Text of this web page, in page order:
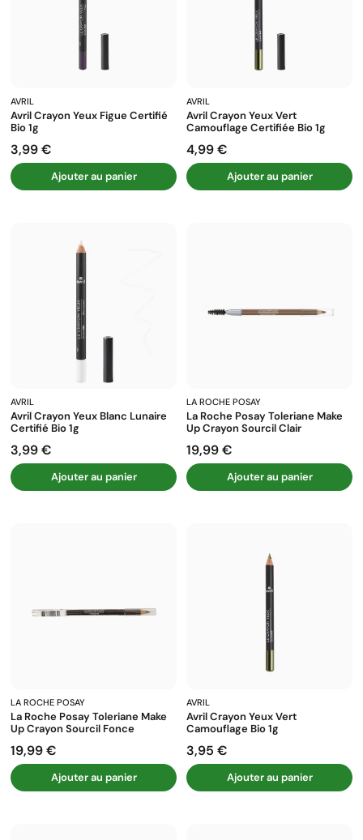
AVRIL
Avril Crayon Yeux Figue Certifié
Bio 1g
Prix
3,99 €
Ajouter au panier
AVRIL
Avril Crayon Yeux Vert
Camouflage Certifiée Bio 1g
Prix
4,99 €
Ajouter au panier
AVRIL
Avril Crayon Yeux Blanc Lunaire
Certifié Bio 1g
Prix
3,99 €
Ajouter au panier
LA ROCHE POSAY
La Roche Posay Toleriane Make
Up Crayon Sourcil Clair
Prix
19,99 €
Ajouter au panier
LA ROCHE POSAY
La Roche Posay Toleriane Make
Up Crayon Sourcil Fonce
Prix
19,99 €
Ajouter au panier
AVRIL
Avril Crayon Yeux Vert
Camouflage Bio 1g
Prix
3,95 €
Ajouter au panier